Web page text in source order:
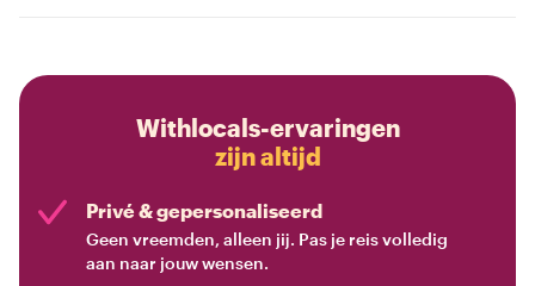
Withlocals-ervaringen
zijn altijd
Privé & gepersonaliseerd
Geen vreemden, alleen jij. Pas je reis volledig
aan naar jouw wensen.